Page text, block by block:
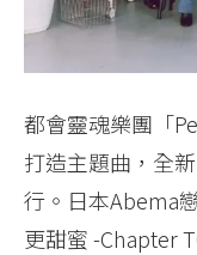
都會靈魂樂團「
打造主題曲，全
行。日本Abema
更甜蜜 -Chapter